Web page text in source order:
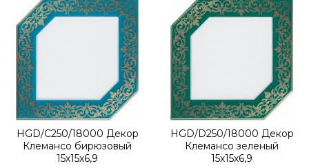
HGD/C250/18000 Декор
Клемансо бирюзовый
15х15х6,9
HGD/D250/18000 Декор
Клемансо зеленый
15х15х6,9